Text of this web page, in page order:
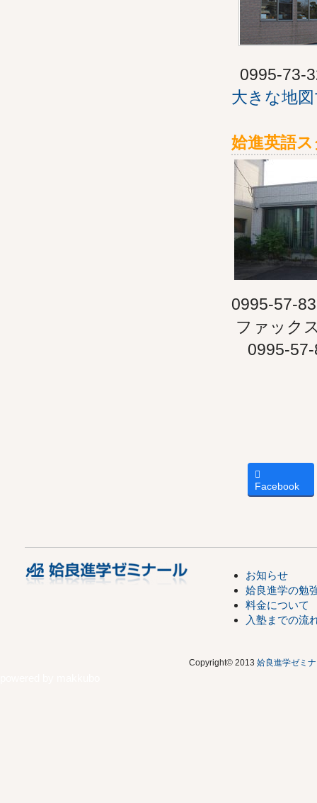
0995-73-
大きな地
姶進英語
0995-57-
ファック
0995-57-
Facebook
お知らせ
姶良進学の勉
料金について
入塾までの流
Copyright© 2013 姶良進学ゼミ